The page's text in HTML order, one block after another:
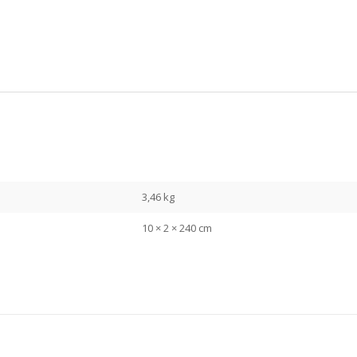
3,46 kg
10 × 2 × 240 cm